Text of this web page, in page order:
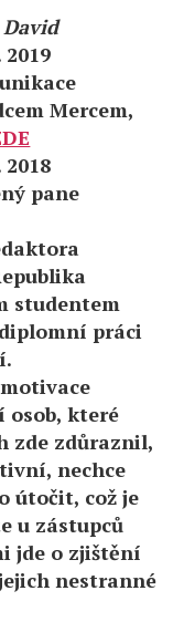
2019
Mercem,
2018
pane
studentem
práci
osob, které
zde zdůraznil,
nechce
útočit, což je
u zástupců
jde o zjištění
nestranné